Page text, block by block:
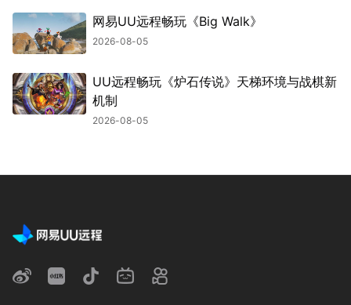
网易UU远程畅玩《Big Walk》
2026-08-05
UU远程畅玩《炉石传说》天梯环境与战棋新
机制
2026-08-05